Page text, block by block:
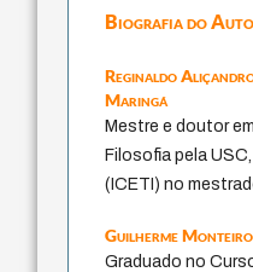
Biografia do
Reginaldo
Maringá
Mestre e doutor
Filosofia pela
(ICETI) no
Guilherme
Graduado no